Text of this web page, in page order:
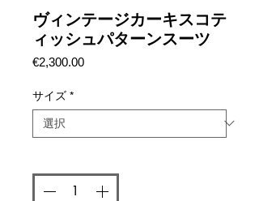
ヴィンテージカーキスコテ
ィッシュパターンスーツ
€2,300.00価
サイズ *